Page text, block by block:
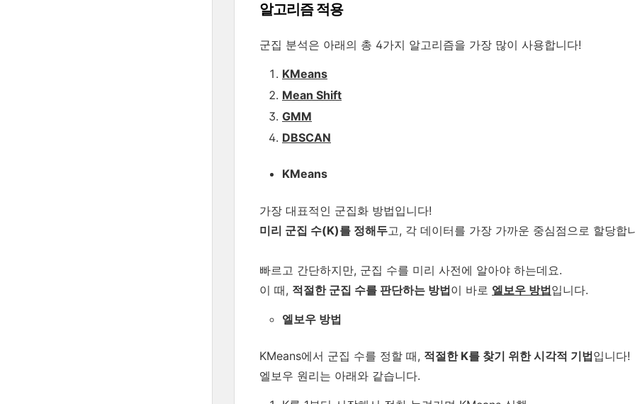
알고리즘 적용
군집 분석은 아래의 총 4가지 알고리즘을 가장 많이 사용합니다!
KMeans
Mean Shift
GMM
DBSCAN
KMeans
가장 대표적인 군집화 방법입니다!
미리 군집 수(K)를 정해두고, 각 데이터를 가장 가까운 중심점으로 할당합
빠르고 간단하지만, 군집 수를 미리 사전에 알아야 하는데요.
이 때, 적절한 군집 수를 판단하는 방법이 바로 엘보우 방법입니다.
엘보우 방법
KMeans에서 군집 수를 정할 때, 적절한 K를 찾기 위한 시각적 기법입니다!
엘보우 원리는 아래와 같습니다.